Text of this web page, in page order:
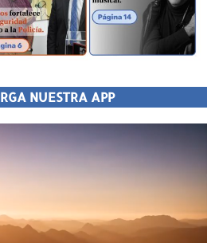
NUESTRA APP